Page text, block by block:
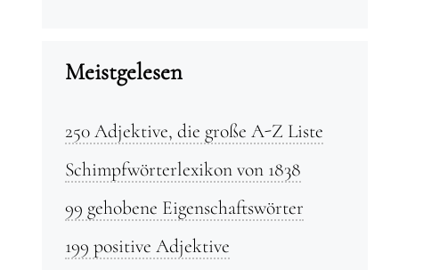
Meistgelesen
250 Adjektive, die große A-Z Liste
Schimpfwörterlexikon von 1838
99 gehobene Eigenschaftswörter
199 positive Adjektive